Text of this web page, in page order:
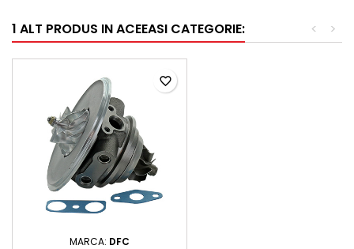
1 ALT PRODUS IN ACEEASI CATEGORIE: >
<
MARCA: DFC
favorite_border